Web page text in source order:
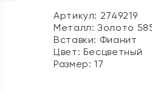
Артикул: 2749219
Металл:Золото
Вставки: Фианит
Цвет: Бесцветный
Размер:17